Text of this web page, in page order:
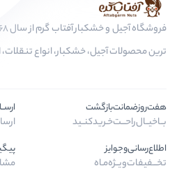
ترین محصولات آجیل، خشکبار، انواع
هفت‌روز‌ضمانت‌بازگشت
بــا‌خیــال‌راحـــت‌خـرید‌کنــید
اطلاع‌رسانی‌و‌جوایز
تخـــفیفات‌ویــژه‌مـاه